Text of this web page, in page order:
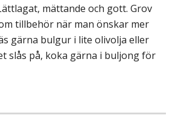
mättande och gott. Grov
tillbehör när man önskar mer
gärna bulgur i lite olivolja eller
slås på, koka gärna i buljong för